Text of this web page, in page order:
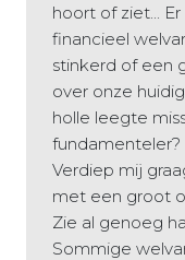
hoort of ziet...
financieel
stinkerd of een
over onze
holle leegte
fundamenteler?
Verdiep mij
met een groot
Zie al genoeg
Sommige